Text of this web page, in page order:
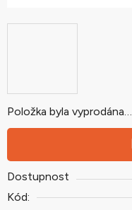
Položka byla vyprodána…
Dostupnost
Kód: